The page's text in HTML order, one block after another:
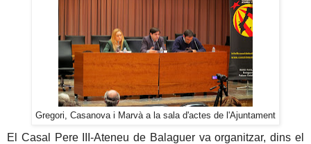
Gregori, Casanova i Marvà a la sala d'actes de l'Ajuntament
El Casal Pere III-Ateneu de Balaguer va organitzar, dins el